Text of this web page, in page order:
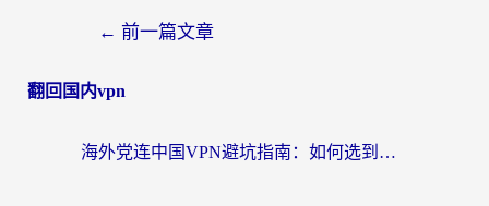
← 前一篇文章
翻回国内vpn
海外党连中国VPN避坑指南：如何选到真正能无缝刷国内资源的加速器？